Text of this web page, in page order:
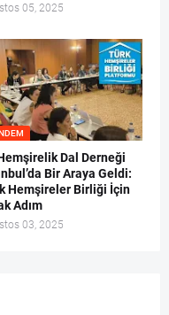
05, 2025
Dal Derneği
Bir Araya Geldi:
Hemşireler Birliği İçin
Adım
03, 2025